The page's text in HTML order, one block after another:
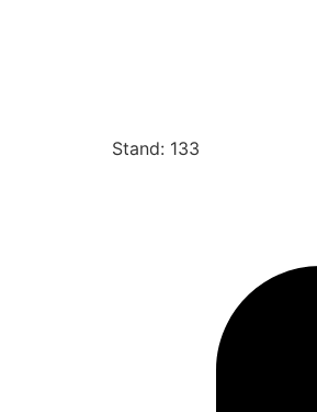
Stand: 133